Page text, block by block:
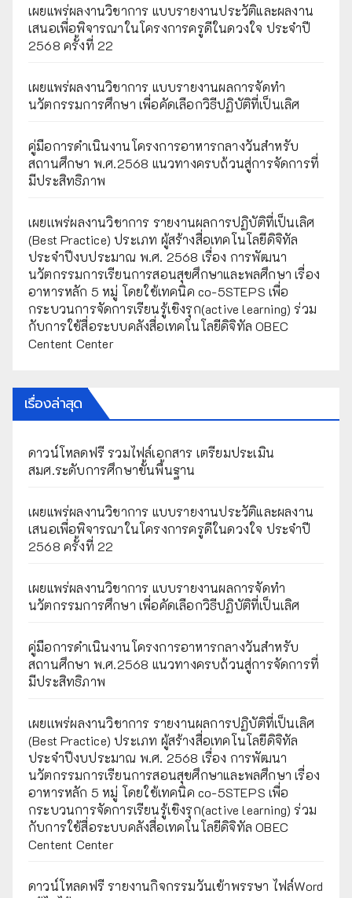
เผยแพร่ผลงานวิชาการ แบบรายงานประวัติและผลงาน
เสนอเพื่อพิจารณาในโครงการครูดีในดวงใจ ประจำปี
2568 ครั้งที่ 22
เผยแพร่ผลงานวิชาการ แบบรายงานผลการจัดทำ
นวัตกรรมการศึกษา เพื่อคัดเลือกวิธีปฏิบัติที่เป็นเลิศ
คู่มือการดำเนินงานโครงการอาหารกลางวันสำหรับ
สถานศึกษา พ.ศ.2568 แนวทางครบถ้วนสู่การจัดการที่
มีประสิทธิภาพ
เผยเเพร่ผลงานวิชาการ รายงานผลการปฏิบัติที่เป็นเลิศ
(Best Practice) ประเภท ผู้สร้างสื่อเทคโนโลยีดิจิทัล
ประจำปีงบประมาณ พ.ศ. 2568 เรื่อง การพัฒนา
นวัตกรรมการเรียนการสอนสุขศึกษาและพลศึกษา เรื่อง
อาหารหลัก 5 หมู่ โดยใช้เทคนิค co-5STEPS เพื่อ
กระบวนการจัดการเรียนรู้เชิงรุก(active learning) ร่วม
กับการใช้สื่อระบบคลังสื่อเทคโนโลยีดิจิทัล OBEC
Centent Center
เรื่องล่าสุด
ดาวน์โหลดฟรี รวมไฟล์เอกสาร เตรียมประเมิน
สมศ.ระดับการศึกษาขั้นพื้นฐาน
เผยแพร่ผลงานวิชาการ แบบรายงานประวัติและผลงาน
เสนอเพื่อพิจารณาในโครงการครูดีในดวงใจ ประจำปี
2568 ครั้งที่ 22
เผยแพร่ผลงานวิชาการ แบบรายงานผลการจัดทำ
นวัตกรรมการศึกษา เพื่อคัดเลือกวิธีปฏิบัติที่เป็นเลิศ
คู่มือการดำเนินงานโครงการอาหารกลางวันสำหรับ
สถานศึกษา พ.ศ.2568 แนวทางครบถ้วนสู่การจัดการที่
มีประสิทธิภาพ
เผยเเพร่ผลงานวิชาการ รายงานผลการปฏิบัติที่เป็นเลิศ
(Best Practice) ประเภท ผู้สร้างสื่อเทคโนโลยีดิจิทัล
ประจำปีงบประมาณ พ.ศ. 2568 เรื่อง การพัฒนา
นวัตกรรมการเรียนการสอนสุขศึกษาและพลศึกษา เรื่อง
อาหารหลัก 5 หมู่ โดยใช้เทคนิค co-5STEPS เพื่อ
กระบวนการจัดการเรียนรู้เชิงรุก(active learning) ร่วม
กับการใช้สื่อระบบคลังสื่อเทคโนโลยีดิจิทัล OBEC
Centent Center
ดาวน์โหลดฟรี รายงานกิจกรรมวันเข้าพรรษา ไฟล์Word